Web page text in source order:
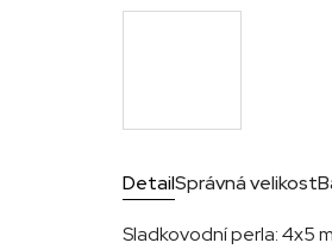
DetailSprávná velikost
Sladkovodní perla: 4x5